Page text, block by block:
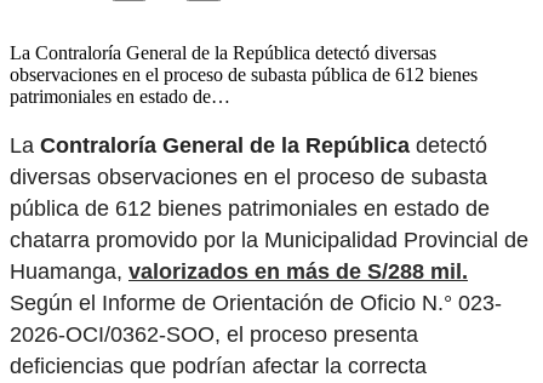
La Contraloría General de la República detectó diversas
observaciones en el proceso de subasta pública de 612 bienes
patrimoniales en estado de…
La Contraloría General de la República detectó
diversas observaciones en el proceso de subasta
pública de 612 bienes patrimoniales en estado de
chatarra promovido por la Municipalidad Provincial de
Huamanga, valorizados en más de S/288 mil.
Según el Informe de Orientación de Oficio N.° 023-
2026-OCI/0362-SOO, el proceso presenta
deficiencias que podrían afectar la correcta